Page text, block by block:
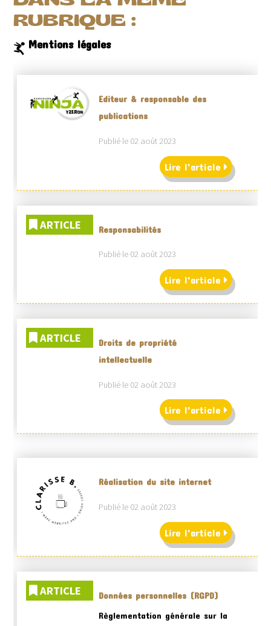
RUBRIQUE :
Mentions légales
Editeur & responsable des
publications
Publié le 02 août 2023
Lire l'article
ARTICLE Responsabilités
Publié le 02 août 2023
Lire l'article
ARTICLE
Droits de propriété
intellectuelle
Publié le 02 août 2023
Lire l'article
Réalisation du site internet
Publié le 02 août 2023
Lire l'article
ARTICLE
Données personnelles (RGPD)
Règlementation générale sur la